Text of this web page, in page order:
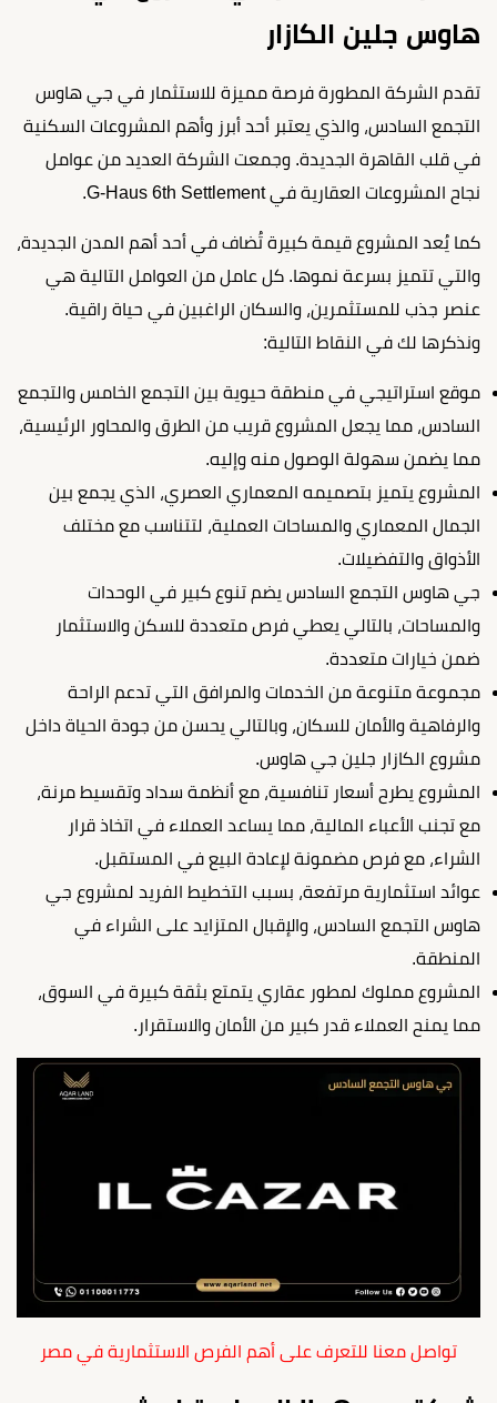
هاوس جلين الكازار
تقدم الشركة المطورة فرصة مميزة للاستثمار في جي هاوس
التجمع السادس، والذي يعتبر أحد أبرز وأهم المشروعات السكنية
في قلب القاهرة الجديدة. وجمعت الشركة العديد من عوامل
نجاح المشروعات العقارية في G-Haus 6th Settlement.
كما يُعد المشروع قيمة كبيرة تُضاف في أحد أهم المدن الجديدة،
والتي تتميز بسرعة نموها. كل عامل من العوامل التالية هي
عنصر جذب للمستثمرين، والسكان الراغبين في حياة راقية.
ونذكرها لك في النقاط التالية:
موقع استراتيجي في منطقة حيوية بين التجمع الخامس والتجمع
السادس، مما يجعل المشروع قريب من الطرق والمحاور الرئيسية،
مما يضمن سهولة الوصول منه وإليه.
المشروع يتميز بتصميمه المعماري العصري، الذي يجمع بين
الجمال المعماري والمساحات العملية، لتتناسب مع مختلف
الأذواق والتفضيلات.
جي هاوس التجمع السادس يضم تنوع كبير في الوحدات
والمساحات، بالتالي يعطي فرص متعددة للسكن والاستثمار
ضمن خيارات متعددة.
مجموعة متنوعة من الخدمات والمرافق التي تدعم الراحة
والرفاهية والأمان للسكان، وبالتالي يحسن من جودة الحياة داخل
مشروع الكازار جلين جي هاوس.
المشروع يطرح أسعار تنافسية، مع أنظمة سداد وتقسيط مرنة،
مع تجنب الأعباء المالية، مما يساعد العملاء في اتخاذ قرار
الشراء، مع فرص مضمونة لإعادة البيع في المستقبل.
عوائد استثمارية مرتفعة، بسبب التخطيط الفريد لمشروع جي
هاوس التجمع السادس، والإقبال المتزايد على الشراء في
المنطقة.
المشروع مملوك لمطور عقاري يتمتع بثقة كبيرة في السوق،
مما يمنح العملاء قدر كبير من الأمان والاستقرار.
تواصل معنا للتعرف على أهم الفرص الاستثمارية في مصر